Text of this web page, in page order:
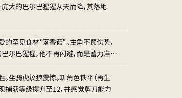
大的巴尔巴猩猩从天而降，其落地
罕见食材“落香菇”。主角不顾伤势，
尔巴猩猩，他不再闪避，而是蓄力准…
坐骑虎纹狼震惊。新角色铁平（再生
捕获等级提升至12，并感觉剪刀能力